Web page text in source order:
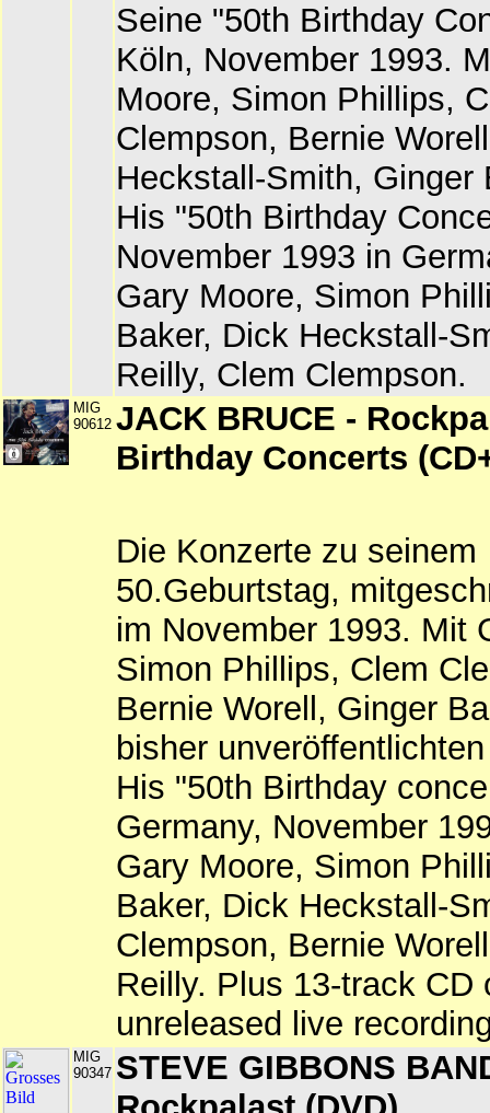
Seine "50th Birthday
Köln, November 1993.
Moore, Simon Phillips,
Clempson, Bernie
Heckstall-Smith, Ginger
His "50th Birthday
November 1993 in
Gary Moore, Simon
Baker, Dick Heckstall-
Reilly, Clem Clempson.
MIG
90612 JACK BRUCE -
Birthday Concerts
Die Konzerte zu seinem
50.Geburtstag,
im November 1993. Mit
Simon Phillips, Clem
Bernie Worell, Ginger
bisher
His "50th Birthday
Germany, November
Gary Moore, Simon
Baker, Dick Heckstall-
Clempson, Bernie
Reilly. Plus 13-track CD
unreleased live
MIG
90347 STEVE GIBBONS